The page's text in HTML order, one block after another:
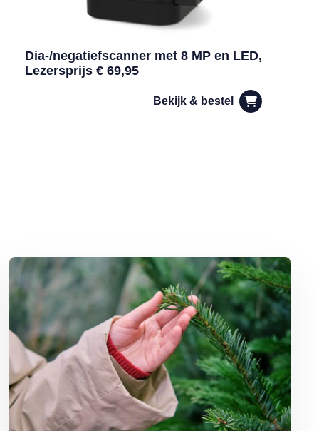
Dia-/negatiefscanner met 8 MP en LED,
Lezersprijs € 69,95
Bekijk & bestel
Lees meer over Dokter Ted van Essen: Huiduitslag van de